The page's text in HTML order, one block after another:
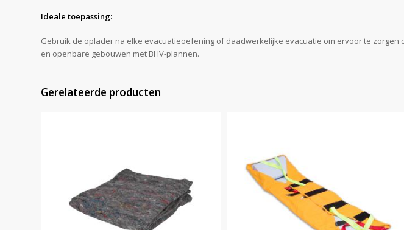
Ideale toepassing:
Gebruik de oplader na elke evacuatieoefening of daadwerkelijke evacuatie om ervoor te
en openbare gebouwen met BHV-plannen.
Gerelateerde producten